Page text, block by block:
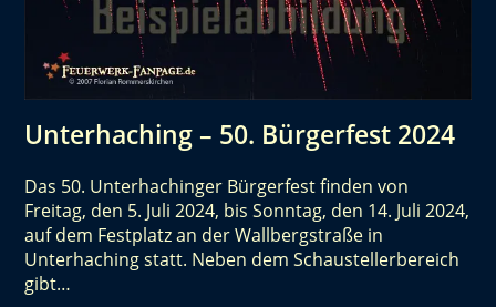
Unterhaching – 50. Bürgerfest 2024
Das 50. Unterhachinger Bürgerfest finden von
Freitag, den 5. Juli 2024, bis Sonntag, den 14. Juli 2024,
auf dem Festplatz an der Wallbergstraße in
Unterhaching statt. Neben dem Schaustellerbereich
gibt…